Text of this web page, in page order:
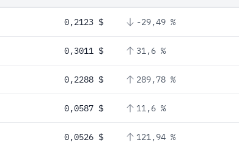
0,2123 $ -29,49 %
0,3011 $ 31,6 %
0,2288 $ 289,78 %
0,0587 $ 11,6 %
0,0526 $ 121,94 %